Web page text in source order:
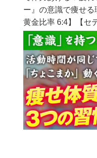
ー』の意識で痩せ
黄金比率 6:4】【セ